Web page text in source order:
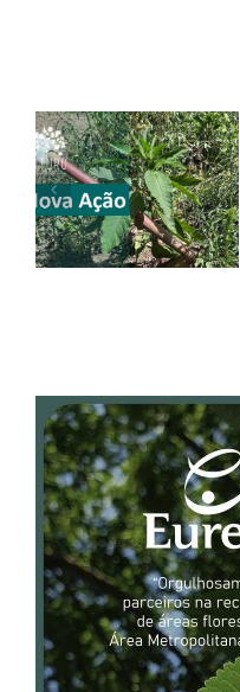
CONVITE |
Valongo | 20
junho 2026